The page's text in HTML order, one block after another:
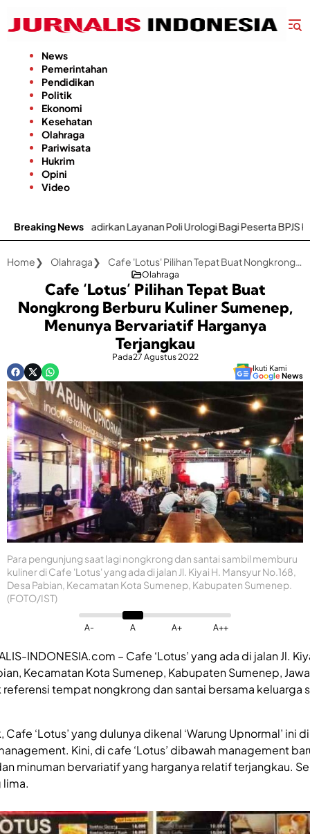
konten
News
Pemerintahan
Pendidikan
Politik
Ekonomi
Kesehatan
Olahraga
Pariwisata
Hukrim
Opini
Video
Breaking News
Hadirkan Layanan Poli Urologi Bagi Peserta BPJS Kesehatan
Home Olahraga Cafe 'Lotus' Pilihan Tepat Buat Nongkrong Berburu Kuliner Sumenep, Menunya Bervariatif Harganya Terjangkau
Olahraga
Cafe ‘Lotus’ Pilihan Tepat Buat
Nongkrong Berburu Kuliner Sumenep,
Menunya Bervariatif Harganya
Terjangkau
Pada27 Agustus 2022
Ikuti Kami
GoogleNews
Para pengunjung saat lagi nongkrong dan santai sambil memburu
kuliner di Cafe 'Lotus' yang ada di jalan Jl. Kiyai H. Mansyur No.168,
Desa Pabian, Kecamatan Kota Sumenep, Kabupaten Sumenep.
(FOTO/IST)
A- A A+ A++
INDONESIA.com – Cafe ‘Lotus’ yang ada di jalan Jl.
Kecamatan Kota Sumenep, Kabupaten Sumenep,
tempat nongkrong dan santai bersama keluarga
‘Lotus’ yang dulunya dikenal ‘Warung Upnormal’ ini
Kini, di cafe ‘Lotus’ dibawah management
minuman bervariatif yang harganya relatif terjangkau.
lima.